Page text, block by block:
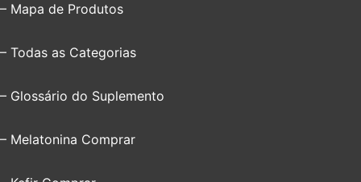
– Mapa de Produtos
– Todas as Categorias
– Glossário do Suplemento
– Melatonina Comprar